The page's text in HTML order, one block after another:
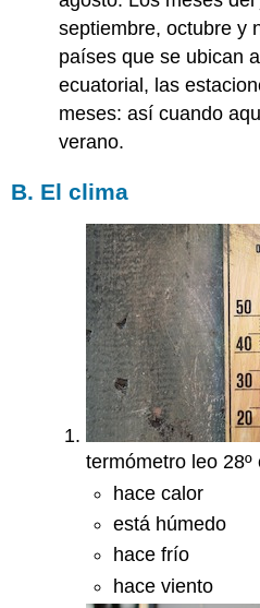
septiembre, octubre y
países que se ubican
ecuatorial, las
meses: así cuando
verano.
B. El clima
termómetro leo
hace calor
está húmedo
hace frío
hace viento